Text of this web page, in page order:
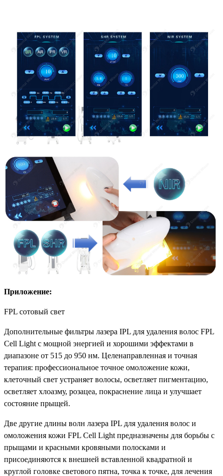
Приложение:
FPL сотовый свет
Дополнительные фильтры лазера IPL для удаления волос FPL
Cell Light с мощной энергией и хорошими эффектами в
диапазоне от 515 до 950 нм. Целенаправленная и точная
терапия: профессиональное точное омоложение кожи,
клеточный свет устраняет волосы, осветляет пигментацию,
осветляет хлоазму, розацеа, покраснение лица и улучшает
состояние прыщей.
Две другие длины волн лазера IPL для удаления волос и
омоложения кожи FPL Cell Light предназначены для борьбы с
прыщами и красными кровяными полосками и
присоединяются к внешней вставленной квадратной и
круглой головке светового пятна, точка к точке, для лечения